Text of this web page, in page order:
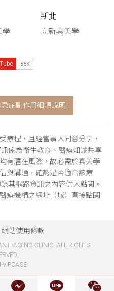
學
新北
立新真美學
症副作用細項說明
療程，且經當事人同意分享，
係為衛生教育、醫療知識共享
有潛在風險，故必需於真美學
與溝通，確認是否適合該療
其網路資訊之內容供人點閱。
療機構之網址（域）直接點閱
網站使用條款
AGING CLINIC. ALL RIGHTS
VIPCASE